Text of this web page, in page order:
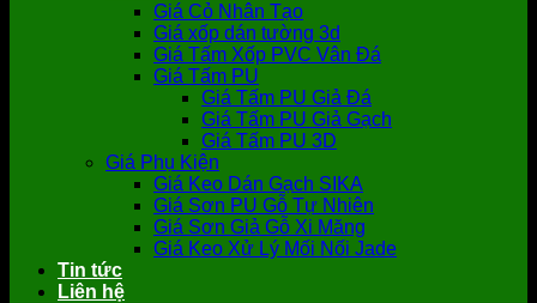
Giá Cỏ Nhân Tạo
Giá xốp dán tường 3d
Giá Tấm Xốp PVC Vân Đá
Giá Tấm PU
Giá Tấm PU Giả Đá
Giá Tấm PU Giả Gạch
Giá Tấm PU 3D
Giá Phụ Kiện
Giá Keo Dán Gạch SIKA
Giá Sơn PU Gỗ Tự Nhiên
Giá Sơn Giả Gỗ Xi Măng
Giá Keo Xử Lý Mối Nối Jade
Tin tức
Liên hệ